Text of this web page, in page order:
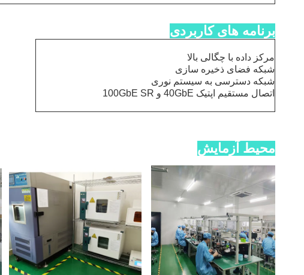
برنامه های کاربردی
مرکز داده با چگالی بالا
شبکه فضای ذخیره سازی
شبکه دسترسی به سیستم نوری
اتصال مستقیم اپتیک 40GbE و 100GbE SR
محیط آزمایش